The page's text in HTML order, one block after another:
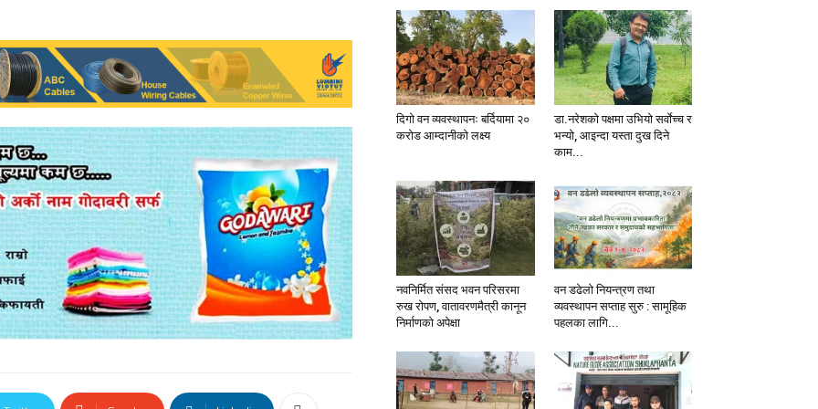
दिगो वन व्यवस्थापनः बर्दियामा २०
करोड आम्दानीको लक्ष्य
डा.नरेशको पक्षमा उभियो सर्वाेच्च र
भन्यो, आइन्दा यस्ता दुख दिने
काम...
नवनिर्मित संसद भवन परिसरमा
रुख रोपण, वातावरणमैत्री कानून
निर्माणको अपेक्षा
वन डढेलो नियन्त्रण तथा
व्यवस्थापन सप्ताह सुरु : सामूहिक
पहलका लागि...